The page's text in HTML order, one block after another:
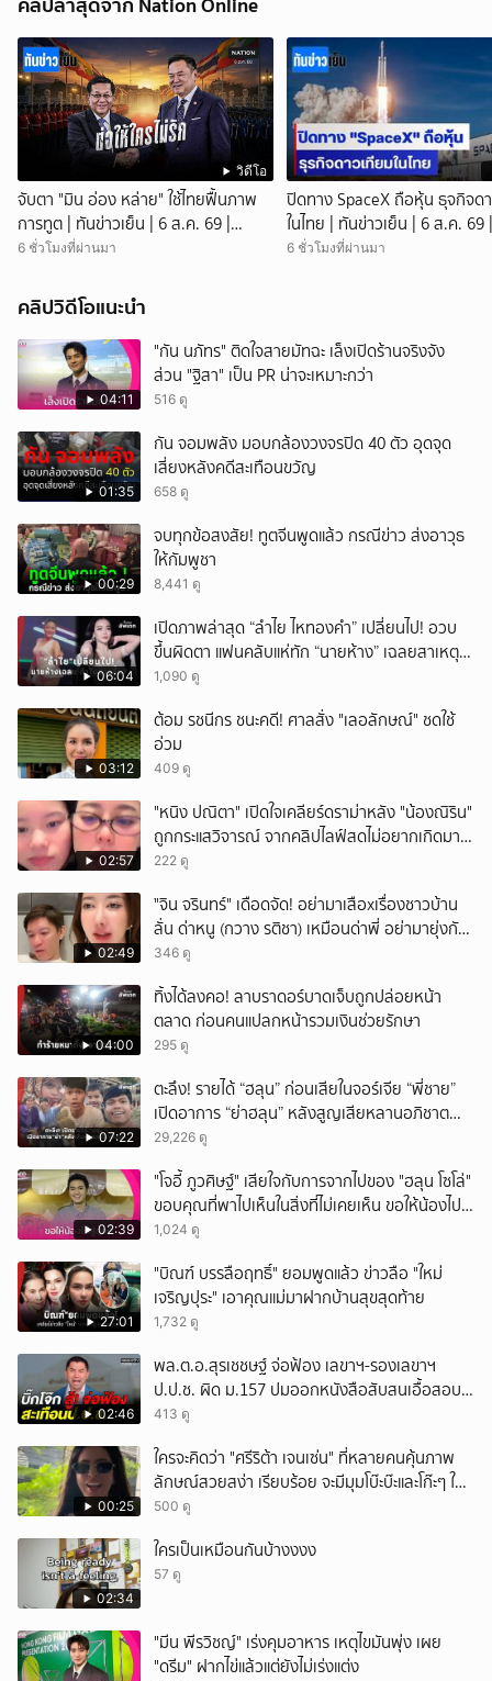
วิดีโอ
จับตา "มิน อ่อง หล่าย" ใช้ไทยฟื้นภาพ
การทูต | ทันข่าวเย็น | 6 ส.ค. 69 |
NationTV22
6 ชั่วโมงที่ผ่านมา
ปิดทาง SpaceX ถือหุ้น ธุจกิจด
ในไทย | ทันข่าวเย็น | 6 ส.ค. 69 |
NationTV22
6 ชั่วโมงที่ผ่านมา
คลิปวิดีโอแนะนำ
04:11
"กัน นภัทร" ติดใจสายมัทฉะ เล็งเปิดร้านจริงจัง
ส่วน "ฐิสา" เป็น PR น่าจะเหมาะกว่า
516 ดู
01:35
กัน จอมพลัง มอบกล้องวงจรปิด 40 ตัว อุดจุด
เสี่ยงหลังคดีสะเทือนขวัญ
658 ดู
00:29
จบทุกข้อสงสัย! ทูตจีนพูดแล้ว กรณีข่าว ส่งอาวุธ
ให้กัมพูชา
8,441 ดู
06:04
เปิดภาพล่าสุด “ลำไย ไหทองคำ” เปลี่ยนไป! อวบ
ขึ้นผิดตา แฟนคลับแห่ทัก “นายห้าง” เฉลยสาเหตุ
ชัด!
1,090 ดู
03:12
ต้อม รชนีกร ชนะคดี! ศาลสั่ง "เลอลักษณ์" ชดใช้
อ่วม
409 ดู
02:57
"หนิง ปณิตา" เปิดใจเคลียร์ดราม่าหลัง "น้องณิริน"
ถูกกระแสวิจารณ์ จากคลิปไลฟ์สดไม่อยากเกิดมา
หน้าเหมือนพ่อ
222 ดู
02:49
ั่"จิน จรินทร์" เดือดจัด! อย่ามาเสือxเรื่องชาวบ้าน
ลั่น ด่าหนู (กวาง รติชา) เหมือนด่าพี่ อย่ามายุ่งกับ
คนของผม จบ!!!
346 ดู
04:00
ทิ้งได้ลงคอ! ลาบราดอร์บาดเจ็บถูกปล่อยหน้า
ตลาด ก่อนคนแปลกหน้ารวมเงินช่วยรักษา
295 ดู
07:22
ตะลึง! รายได้ “ฮลุน” ก่อนเสียในจอร์เจีย “พี่ชาย”
เปิดอาการ “ย่าฮลุน” หลังสูญเสียหลานอภิชาต
บุตร!
29,226 ดู
02:39
"โจอี้ ภูวศิษฐ์" เสียใจกับการจากไปของ "ฮลุน โซโล่"
ขอบคุณที่พาไปเห็นในสิ่งที่ไม่เคยเห็น ขอให้น้องไปสู่
สุคติ
1,024 ดู
27:01
"บิณฑ์ บรรลือฤทธิ์" ยอมพูดแล้ว ข่าวลือ "ใหม่
เจริญปุระ" เอาคุณแม่มาฝากบ้านสุขสุดท้าย
1,732 ดู
02:46
พล.ต.อ.สุรเชชษฐ์ จ่อฟ้อง เลขาฯ-รองเลขาฯ
ป.ป.ช. ผิด ม.157 ปมออกหนังสือสับสนเอื้อสอบ
คดีซ้ำซ้อน
413 ดู
00:25
ใครจะคิดว่า "ศรีริต้า เจนเซ่น" ที่หลายคนคุ้นภาพ
ลักษณ์สวยสง่า เรียบร้อย จะมีมุมโบ๊ะบ๊ะและโก๊ะๆ ให้
ได้อมยิ้มเหมือนกัน งานนี้ทำเอาแฟนๆ ทั้งเอ็นดูทั้ง
500 ดู
02:34
ใครเป็นเหมือนกันบ้างงงง
57 ดู
"มีน พีรวิชญ์" เร่งคุมอาหาร เหตุไขมันพุ่ง เผย
"ดรีม" ฝากไข่แล้วแต่ยังไม่เร่งแต่ง